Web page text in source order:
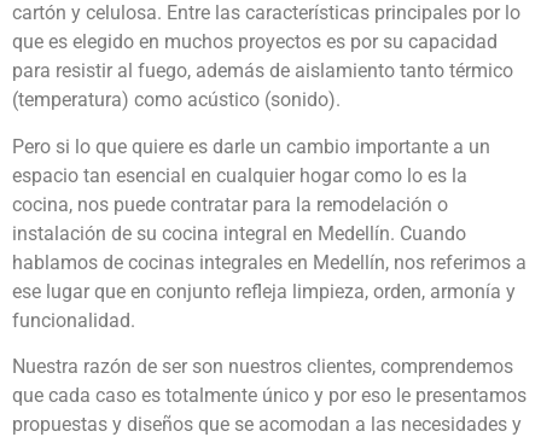
cartón y celulosa. Entre las características principales por lo
que es elegido en muchos proyectos es por su capacidad
para resistir al fuego, además de aislamiento tanto térmico
(temperatura) como acústico (sonido).
Pero si lo que quiere es darle un cambio importante a un
espacio tan esencial en cualquier hogar como lo es la
cocina, nos puede contratar para la remodelación o
instalación de su cocina integral en Medellín. Cuando
hablamos de cocinas integrales en Medellín, nos referimos a
ese lugar que en conjunto refleja limpieza, orden, armonía y
funcionalidad.
Nuestra razón de ser son nuestros clientes, comprendemos
que cada caso es totalmente único y por eso le presentamos
propuestas y diseños que se acomodan a las necesidades y